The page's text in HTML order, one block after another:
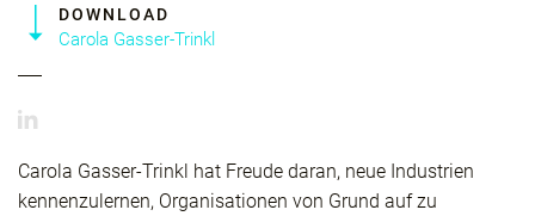
DOWNLOAD
Carola Gasser-Trinkl
Carola Gasser-Trinkl hat Freude daran, neue Industrien
kennenzulernen, Organisationen von Grund auf zu